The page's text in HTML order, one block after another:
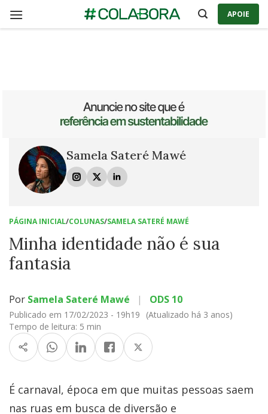
APOIE
Samela Sateré Mawé
PÁGINA INICIAL/COLUNAS/SAMELA SATERÉ MAWÉ
Minha identidade não é sua
fantasia
Por Samela Sateré Mawé | ODS 10
Publicado em 17/02/2023 - 19h19
(Atualizado há 3 anos)
Tempo de leitura: 5 min
É carnaval, época em que muitas pessoas saem
nas ruas em busca de diversão e